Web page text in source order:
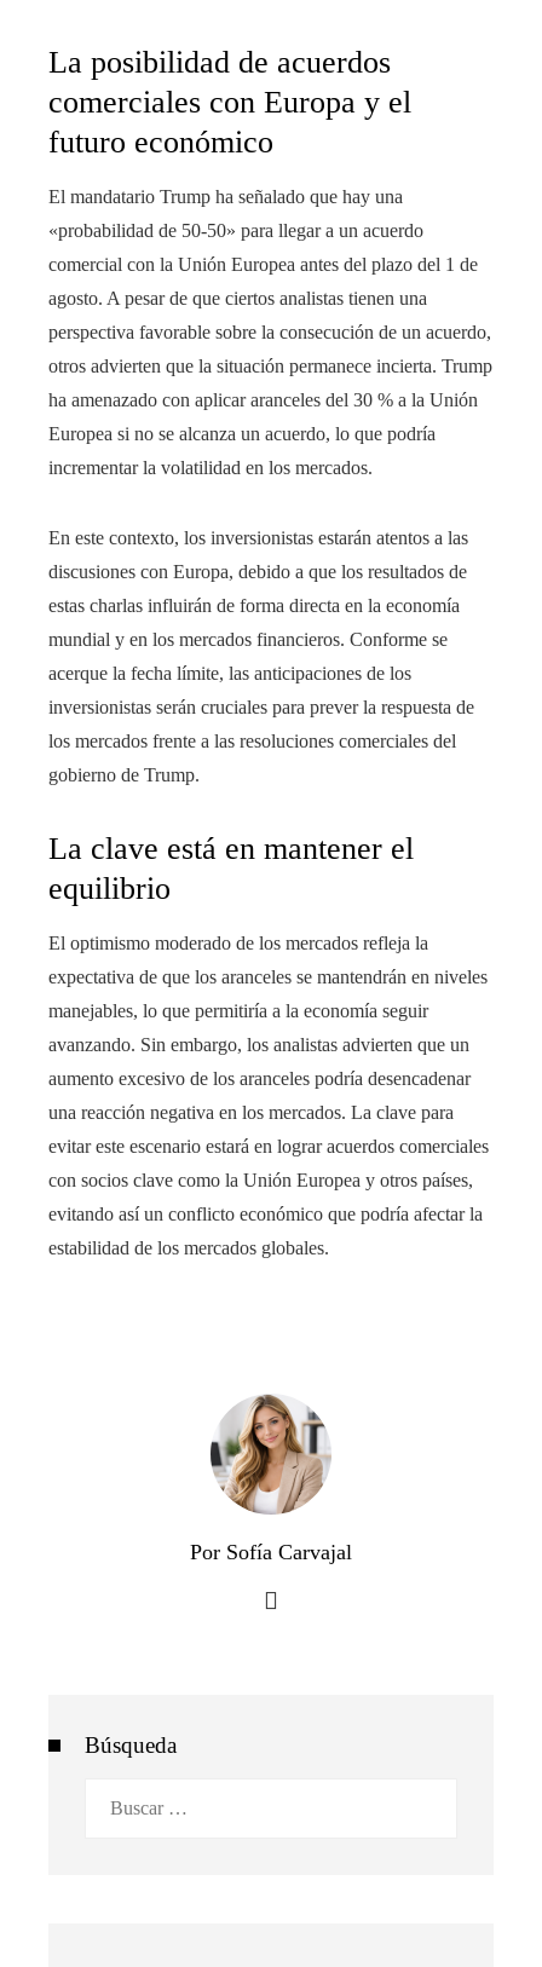
La posibilidad de acuerdos
comerciales con Europa y el
futuro económico
El mandatario Trump ha señalado que hay una
«probabilidad de 50-50» para llegar a un acuerdo
comercial con la Unión Europea antes del plazo del 1 de
agosto. A pesar de que ciertos analistas tienen una
perspectiva favorable sobre la consecución de un acuerdo,
otros advierten que la situación permanece incierta. Trump
ha amenazado con aplicar aranceles del 30 % a la Unión
Europea si no se alcanza un acuerdo, lo que podría
incrementar la volatilidad en los mercados.
En este contexto, los inversionistas estarán atentos a las
discusiones con Europa, debido a que los resultados de
estas charlas influirán de forma directa en la economía
mundial y en los mercados financieros. Conforme se
acerque la fecha límite, las anticipaciones de los
inversionistas serán cruciales para prever la respuesta de
los mercados frente a las resoluciones comerciales del
gobierno de Trump.
La clave está en mantener el
equilibrio
El optimismo moderado de los mercados refleja la
expectativa de que los aranceles se mantendrán en niveles
manejables, lo que permitiría a la economía seguir
avanzando. Sin embargo, los analistas advierten que un
aumento excesivo de los aranceles podría desencadenar
una reacción negativa en los mercados. La clave para
evitar este escenario estará en lograr acuerdos comerciales
con socios clave como la Unión Europea y otros países,
evitando así un conflicto económico que podría afectar la
estabilidad de los mercados globales.
Por Sofía Carvajal
Búsqueda